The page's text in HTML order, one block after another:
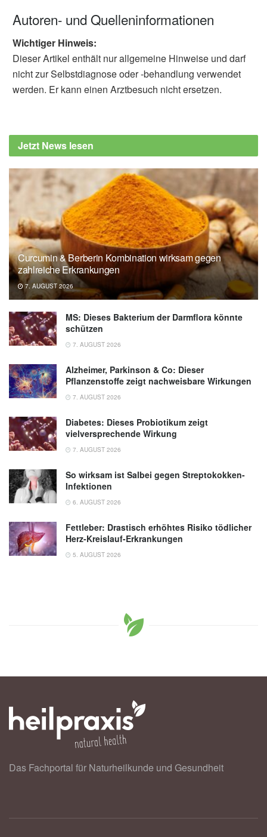
Autoren- und Quelleninformationen
Wichtiger Hinweis:
Dieser Artikel enthält nur allgemeine Hinweise und darf
nicht zur Selbstdiagnose oder -behandlung verwendet
werden. Er kann einen Arztbesuch nicht ersetzen.
Jetzt News lesen
Curcumin & Berberin Kombination wirksam gegen
zahlreiche Erkrankungen
7. AUGUST 2026
MS: Dieses Bakterium der Darmflora könnte
schützen
7. AUGUST 2026
Alzheimer, Parkinson & Co: Dieser
Pflanzenstoffe zeigt nachweisbare Wirkungen
7. AUGUST 2026
Diabetes: Dieses Probiotikum zeigt
vielversprechende Wirkung
7. AUGUST 2026
So wirksam ist Salbei gegen Streptokokken-
Infektionen
6. AUGUST 2026
Fettleber: Drastisch erhöhtes Risiko tödlicher
Herz-Kreislauf-Erkrankungen
5. AUGUST 2026
Das Fachportal für Naturheilkunde und Gesundheit